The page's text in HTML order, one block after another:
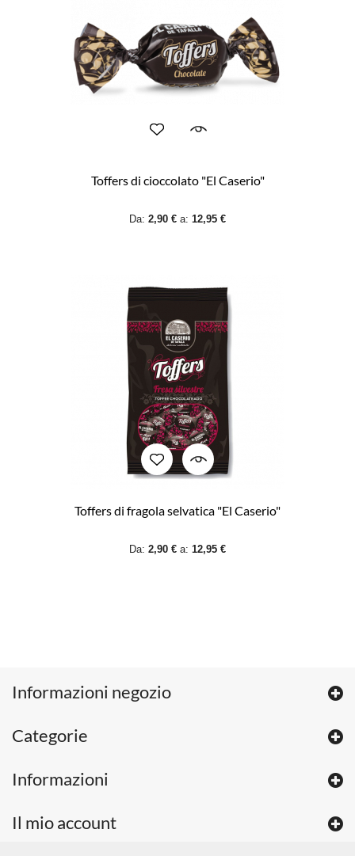
Toffers di cioccolato "El Caserio"
Da: 2,90 € a: 12,95 €
Toffers di fragola selvatica "El Caserio"
Da: 2,90 € a: 12,95 €
Informazioni negozio
Categorie
Informazioni
Il mio account